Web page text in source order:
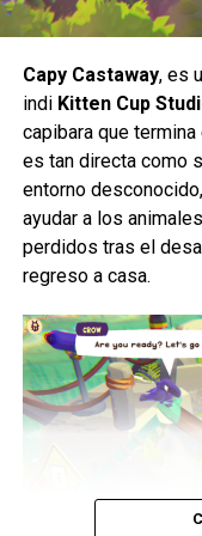
Asimismo el terror
horrores
muchos hemos
tétricas de
para castigarnos,
imaginábamos
combinado con
invadidos por una
Capy Castaway, es
indi Kitten Cup
capibara que
es tan directa como
entorno
ayudar a los
perdidos tras el
regreso a casa.